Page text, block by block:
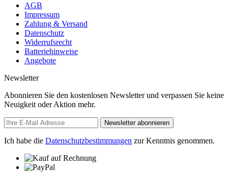
AGB
Impressum
Zahlung & Versand
Datenschutz
Widerrufsrecht
Batteriehinweise
Angebote
Newsletter
Abonnieren Sie den kostenlosen Newsletter und verpassen Sie keine
Neuigkeit oder Aktion mehr.
Newsletter abonnieren
Ich habe die Datenschutzbestimmungen zur Kenntnis genommen.